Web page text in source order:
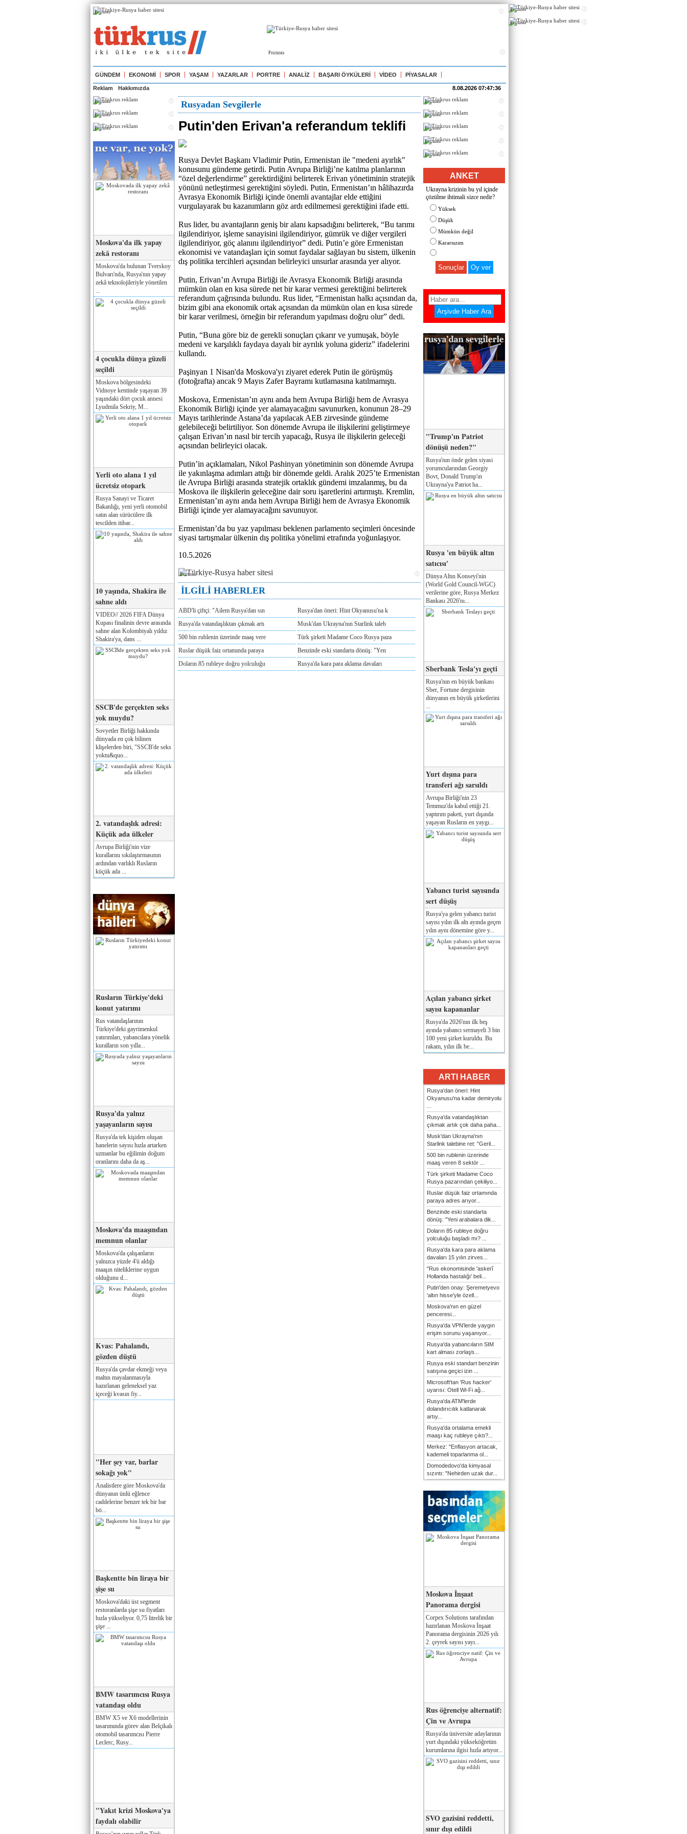
Реклама
Реклама
GÜNDEM EKONOMİ SPOR YAŞAM YAZARLAR PORTRE ANALİZ BAŞARI ÖYKÜLERİ VİDEO PİYASALAR
Reklam Hakkımızda 8.08.2026 07:47:36
Реклама
Реклама
Реклама
Moskova'da ilk yapay
zekâ restoranı
Moskova'da bulunan Tverskoy
Bulvarı'nda, Rusya'nın yapay
zekâ teknolojileriyle yönetilen
4 çocukla dünya güzeli
seçildi
Moskova bölgesindeki
Vidnoye kentinde yaşayan 39
yaşındaki dört çocuk annesi
Lyudmila Sekriy, M...
Yerli oto alana 1 yıl
ücretsiz otopark
Rusya Sanayi ve Ticaret
Bakanlığı, yeni yerli otomobil
satın alan sürücülere ilk
tescilden itibar...
10 yaşında, Shakira ile
sahne aldı
VIDEO// 2026 FIFA Dünya
Kupası finalinin devre arasında
sahne alan Kolombiyalı yıldız
Shakira'ya, dans ...
SSCB'de gerçekten seks
yok muydu?
Sovyetler Birliği hakkında
dünyada en çok bilinen
klişelerden biri, "SSCB'de seks
yoktu&quo...
2. vatandaşlık adresi:
Küçük ada ülkeler
Avrupa Birliği'nin vize
kurallarını sıkılaştırmasının
ardından varlıklı Rusların
küçük ada ...
Rusların Türkiye'deki
konut yatırımı
Rus vatandaşlarının
Türkiye'deki gayrimenkul
yatırımları, yabancılara yönelik
kuralların son yılla...
Rusya'da yalnız
yaşayanların sayısı
Rusya'da tek kişiden oluşan
hanelerin sayısı hızla artarken
uzmanlar bu eğilimin doğum
oranlarını daha da aş...
Moskova'da maaşından
memnun olanlar
Moskova'da çalışanların
yalnızca yüzde 4'ü aldığı
maaşın niteliklerine uygun
olduğunu d...
Kvas: Pahalandı,
gözden düştü
Rusya'da çavdar ekmeği veya
maltın mayalanmasıyla
hazırlanan geleneksel yaz
içeceği kvasın fiy...
"Her şey var, barlar
sokağı yok"
Analistlere göre Moskova'da
dünyanın ünlü eğlence
caddelerine benzer tek bir bar
bö...
Başkentte bin liraya bir
şişe su
Moskova'daki üst segment
restoranlarda şişe su fiyatları
hızla yükseliyor. 0,75 litrelik bir
şişe ...
BMW tasarımcısı Rusya
vatandaşı oldu
BMW X5 ve X6 modellerinin
tasarımında görev alan Belçikalı
otomobil tasarımcısı Pierre
Leclerc, Rusy...
"Yakıt krizi Moskova'ya
faydalı olabilir
Rusyadan Sevgilerle
Putin'den Erivan'a referandum teklifi
Rusya Devlet Başkanı Vladimir Putin, Ermenistan ile "medeni ayırlık"
konusunu gündeme getirdi. Putin Avrupa Birliği’ne katılma planlarının
“özel değerlendirme” gerektirdiğini belirterek Erivan yönetiminin stratejik
yönünü netleştirmesi gerektiğini söyledi. Putin, Ermenistan’ın hâlihazırda
Avrasya Ekonomik Birliği içinde önemli avantajlar elde ettiğini
vurgulayarak bu kazanımların göz ardı edilmemesi gerektiğini ifade etti.
Rus lider, bu avantajların geniş bir alanı kapsadığını belirterek, “Bu tarımı
ilgilendiriyor, işleme sanayisini ilgilendiriyor, gümrük ve diğer vergileri
ilgilendiriyor, göç alanını ilgilendiriyor” dedi. Putin’e göre Ermenistan
ekonomisi ve vatandaşları için somut faydalar sağlayan bu sistem, ülkenin
dış politika tercihleri açısından belirleyici unsurlar arasında yer alıyor.
Putin, Erivan’ın Avrupa Birliği ile Avrasya Ekonomik Birliği arasında
mümkün olan en kısa sürede net bir karar vermesi gerektiğini belirterek
referandum çağrısında bulundu. Rus lider, “Ermenistan halkı açısından da,
bizim gibi ana ekonomik ortak açısından da mümkün olan en kısa sürede
bir karar verilmesi, örneğin bir referandum yapılması doğru olur” dedi.
Putin, “Buna göre biz de gerekli sonuçları çıkarır ve yumuşak, böyle
medeni ve karşılıklı faydaya dayalı bir ayrılık yoluna gideriz” ifadelerini
kullandı.
Paşinyan 1 Nisan'da Moskova'yı ziyaret ederek Putin ile görüşmüş
(fotoğrafta) ancak 9 Mayıs Zafer Bayramı kutlamasına katılmamıştı.
Moskova, Ermenistan’ın aynı anda hem Avrupa Birliği hem de Avrasya
Ekonomik Birliği içinde yer alamayacağını savunurken, konunun 28–29
Mayıs tarihlerinde Astana’da yapılacak AEB zirvesinde gündeme
gelebileceği belirtiliyor. Son dönemde Avrupa ile ilişkilerini geliştirmeye
çalışan Erivan’ın nasıl bir tercih yapacağı, Rusya ile ilişkilerin geleceği
açısından belirleyici olacak.
Putin’in açıklamaları, Nikol Pashinyan yönetiminin son dönemde Avrupa
ile yakınlaşma adımları attığı bir dönemde geldi. Aralık 2025’te Ermenistan
ile Avrupa Birliği arasında stratejik ortaklık gündemi imzalanmış, bu da
Moskova ile ilişkilerin geleceğine dair soru işaretlerini artırmıştı. Kremlin,
Ermenistan’ın aynı anda hem Avrupa Birliği hem de Avrasya Ekonomik
Birliği içinde yer alamayacağını savunuyor.
Ermenistan’da bu yaz yapılması beklenen parlamento seçimleri öncesinde
siyasi tartışmalar ülkenin dış politika yönelimi etrafında yoğunlaşıyor.
10.5.2026
Реклама
İLGİLİ HABERLER
ABD'li çiftçi: "Ailem Rusya'dan sın
Rusya'dan öneri: Hint Okyanusu'na k
Rusya'da vatandaşlıktan çıkmak artı
Musk'dan Ukrayna'nın Starlink taleb
500 bin rublenin üzerinde maaş vere
Türk şirketi Madame Coco Rusya paza
Ruslar düşük faiz ortamında paraya
Benzinde eski standarta dönüş: "Yen
Doların 85 rubleye doğru yolculuğu
Rusya'da kara para aklama davaları
Реклама
Реклама
Реклама
Реклама
Реклама
ANKET
Ukrayna krizinin bu yıl içinde
çözülme ihtimali sizce nedir?
Yüksek
Düşük
Mümkün değil
Kararsızım
Sonuçlar
"Trump'ın Patriot
dönüşü neden?"
Rusya'nın önde gelen siyasi
yorumcularından Georgiy
Bovt, Donald Trump'ın
Ukrayna'ya Patriot ha...
Rusya 'en büyük altın
satıcısı'
Dünya Altın Konseyi'nin
(World Gold Council-WGC)
verilerine göre, Rusya Merkez
Bankası 2026'nı...
Sberbank Tesla'yı geçti
Rusya'nın en büyük bankası
Sber, Fortune dergisinin
dünyanın en büyük şirketlerini
...
Yurt dışına para
transferi ağı sarsıldı
Avrupa Birliği'nin 23
Temmuz'da kabul ettiği 21.
yaptırım paketi, yurt dışında
yaşayan Rusların en yaygı...
Yabancı turist sayısında
sert düşüş
Rusya'ya gelen yabancı turist
sayısı yılın ilk altı ayında geçen
yılın aynı dönemine göre y...
Açılan yabancı şirket
sayısı kapananlar
Rusya'da 2026'nın ilk beş
ayında yabancı sermayeli 3 bin
100 yeni şirket kuruldu. Bu
rakam, yılın ilk be...
ARTI HABER
Rusya'dan öneri: Hint
Okyanusu'na kadar demiryolu
Rusya'da vatandaşlıktan
çıkmak artık çok daha paha...
Musk'dan Ukrayna'nın
Starlink talebine ret: "Geril...
500 bin rublenin üzerinde
maaş veren 8 sektör ...
Türk şirketi Madame Coco
Rusya pazarından çekiliyo...
Ruslar düşük faiz ortamında
paraya adres arıyor...
Benzinde eski standarta
dönüş: "Yeni arabalara dik...
Doların 85 rubleye doğru
yolculuğu başladı mı? ...
Rusya'da kara para aklama
davaları 15 yılın zirves...
"Rus ekonomisinde 'askerî
Hollanda hastalığı' beli...
Putin'den onay: Şeremetyevo
'altın hisse'yle özell...
Moskova'nın en güzel
penceresi...
Rusya'da VPN'lerde yaygın
erişim sorunu yaşanıyor...
Rusya'da yabancıların SIM
kart alması zorlaştı...
Rusya eski standart benzinin
satışına geçici izin ...
Microsoft'tan 'Rus hacker'
uyarısı: Otell Wi-Fi ağ...
Rusya'da ATM'lerde
dolandırıcılık katlanarak
artıy...
Rusya'da ortalama emekli
maaşı kaç rubleye çıktı?...
Merkez: "Enflasyon artacak,
kademeli toparlanma ol...
Domodedovo'da kimyasal
sızıntı: "Nehirden uzak dur...
Moskova İnşaat
Panorama dergisi
Corpex Solutions tarafından
hazırlanan Moskova İnşaat
Panorama dergisinin 2026 yılı
2. çeyrek sayısı yayı...
Rus öğrenciye alternatif:
Çin ve Avrupa
Rusya'da üniversite adaylarının
yurt dışındaki yükseköğretim
kurumlarına ilgisi hızla artıyor...
SVO gazisini reddetti,
sınır dışı edildi
Реклама
Реклама